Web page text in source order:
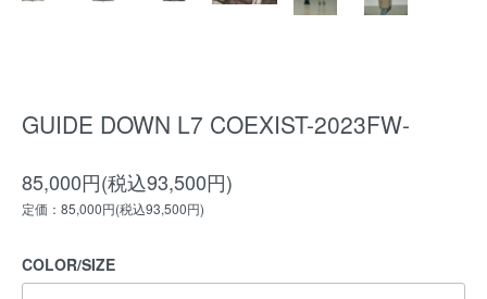
GUIDE DOWN L7 COEXIST-2023FW-
85,000円(税込93,500円)
定価：85,000円(税込93,500円)
COLOR/SIZE